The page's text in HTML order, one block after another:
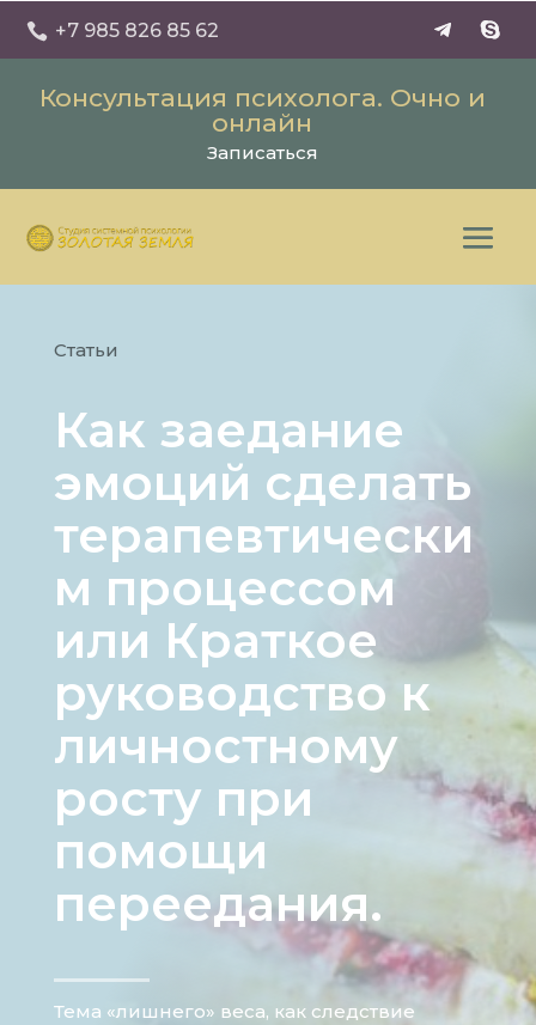
 +7 985 826 85 62
Консультация психолога. Очно и
онлайн
Записаться
Статьи
Как заедание
эмоций сделать
терапевтически
м процессом
или Краткое
руководство к
личностному
росту при
помощи
переедания.
Тема «лишнего» веса, как следствие